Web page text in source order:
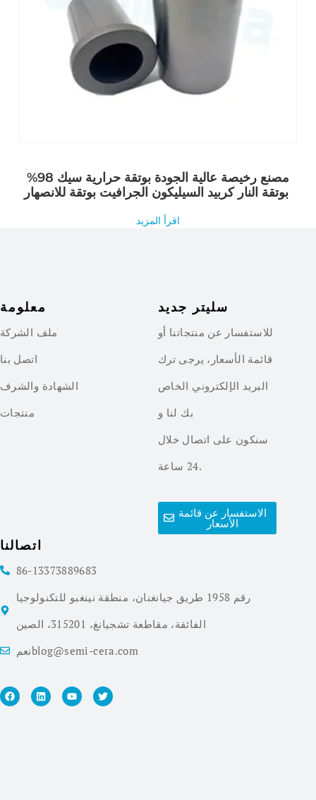
مصنع رخيصة عالية الجودة بوتقة حرارية سيك 98%
اقرأ المزيد
معلومة
ملف الشركة
اتصل بنا
الشهادة والشرف
منتجات
سليتر جديد
للاستفسار عن منتجاتنا أو
قائمة الأسعار، يرجى ترك
البريد الإلكتروني الخاص
بك لنا و
سنكون على اتصال خلال
24 ساعة.
الاستفسار عن قائمة
الأسعار
اتصالنا
86-13373889683
رقم 1958 طريق جيانغنان، منطقة نينغبو للتكنولوجيا
الفائقة، مقاطعة تشجيانغ، 315201، الصين
نعمblog@semi-cera.com